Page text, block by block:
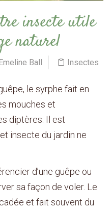
insecte utile
naturel
Emeline Ball Insectes
le syrphe fait en
mouches et
diptères. Il est
insecte du jardin ne
d’une guêpe ou
sa façon de voler. Le
et fait souvent du